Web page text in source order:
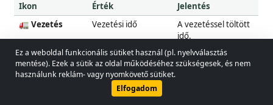
Ikon Érték
Jelentés
🚛 Vezetés
Vezetési idő
A vezetéssel töltött
idő.
🔧 Munka
Egyéb munka
A nem vezetéssel
töltött munka
© 2026 - Lobol Team• lobolteam@gmail.com
JogszabályokAdatvédelmi irányelvek
Ez a weboldal funkcionális sütiket használ (pl. nyelvválasztás
mentése). Ezek a sütik az oldal működéséhez szükségesek, és nem
használunk reklám- vagy nyomkövető sütiket.
Elfogadom